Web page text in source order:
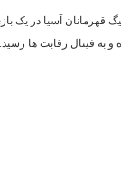
قهرمانان آسیا در یک
به فینال رقابت ها رسید.